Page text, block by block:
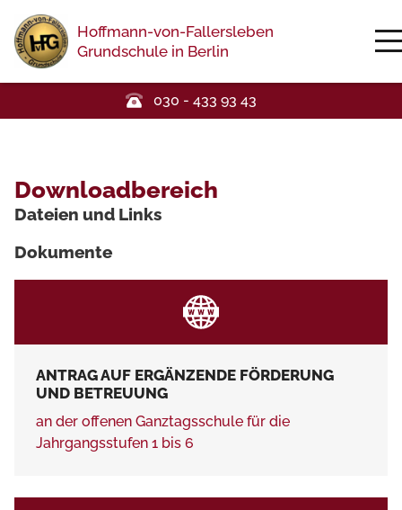
Hoffmann-von-Fallersleben
Grundschule in Berlin
030 - 433 93 43
Downloadbereich
Dateien und Links
Dokumente
ANTRAG AUF ERGÄNZENDE FÖRDERUNG
UND BETREUUNG
an der offenen Ganztagsschule für die
Jahrgangsstufen 1 bis 6